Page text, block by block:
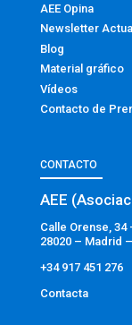
AEE Opina
Newsletter
Blog
Material gráfico
Vídeos
Contacto de
CONTACTO
AEE
Calle Orense,
28020 – Madrid
+34 917 451 276
Contacta